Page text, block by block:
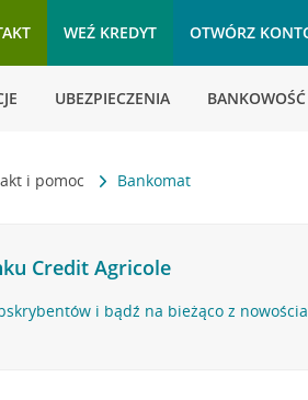
WEŹ KREDYT OTWÓRZ
UBEZPIECZENIA
i pomoc Bankomat
Credit Agricole
i bądź na bieżąco z